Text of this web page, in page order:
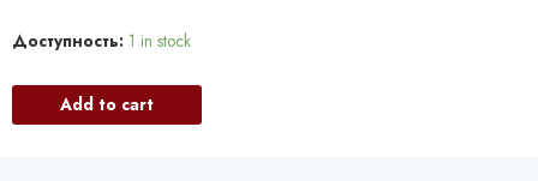
Доступность: 1 in stock
Add to cart